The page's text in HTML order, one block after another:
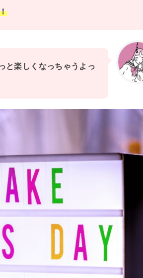
と楽しくなっちゃうよっ